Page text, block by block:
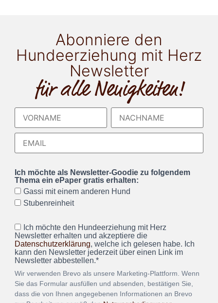
Abonniere den
Hundeerziehung mit Herz
Newsletter
für alle Neuigkeiten!
Ich möchte als Newsletter-Goodie zu folgendem
Thema ein ePaper gratis erhalten:
Gassi mit einem anderen Hund
Stubenreinheit
Ich möchte den Hundeerziehung mit Herz
Newsletter erhalten und akzeptiere die
Datenschutzerklärung, welche ich gelesen habe. Ich
kann den Newsletter jederzeit über einen Link im
Newsletter abbestellen.*
Wir verwenden Brevo als unsere Marketing-Plattform. Wenn
Sie das Formular ausfüllen und absenden, bestätigen Sie,
dass die von Ihnen angegebenen Informationen an Brevo